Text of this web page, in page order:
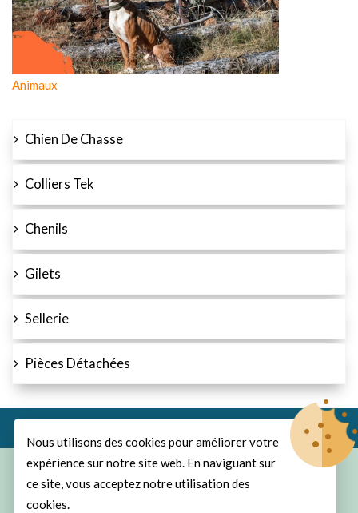
Animaux
Chien De Chasse
Colliers Tek
Chenils
Gilets
Sellerie
Pièces Détachées
© Copyright 2026ProChasseAll Rights Reserved.
Nous utilisons des cookies pour améliorer votre
expérience sur notre site web. En naviguant sur
ce site, vous acceptez notre utilisation des
cookies.